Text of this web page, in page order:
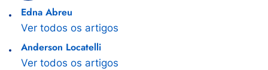
Edna Abreu
Ver todos os artigos
Anderson Locatelli
Ver todos os artigos